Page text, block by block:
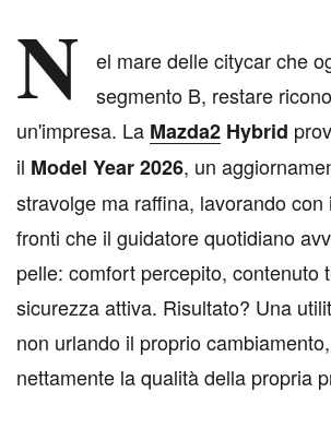
N
el mare delle citycar che
segmento B, restare
un'impresa. La Mazda2 Hybrid
il Model Year 2026, un
stravolge ma raffina, lavorando
fronti che il guidatore quotidiano
pelle: comfort percepito, contenuto
sicurezza attiva. Risultato? Una
non urlando il proprio
nettamente la qualità della propria